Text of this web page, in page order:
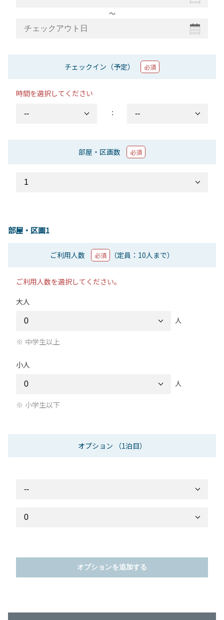
〜
チェックイン（予定） 必須
時間を選択してください
：
部屋・区画数 必須
部屋・区画1
ご利用人数 必須 （定員：10人まで）
ご利用人数を選択してください。
大人
人
中学生以上
小人
人
小学生以下
オプション （1泊目）
オプションを追加する